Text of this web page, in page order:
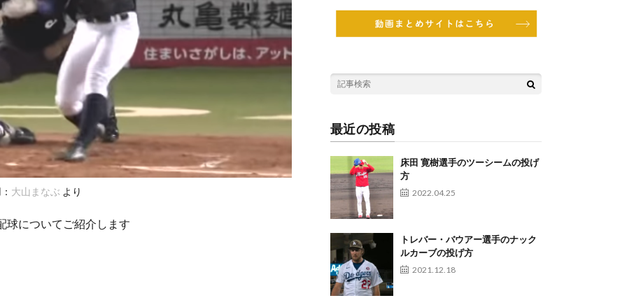
大山まなぶ より
球についてご紹介します
最近の投稿
床田 寛樹選手のツーシームの投げ
方
2022.04.25
トレバー・バウアー選手のナック
ルカーブの投げ方
2021.12.18